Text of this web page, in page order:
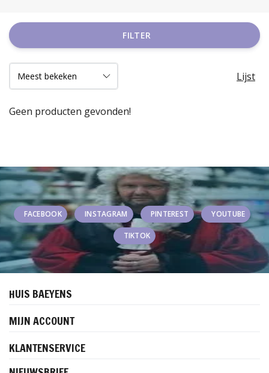
FILTER
Lijst
Geen producten gevonden!
FACEBOOK INSTAGRAM PINTEREST YOUTUBE
TIKTOK
HUIS BAEYENS
MIJN ACCOUNT
KLANTENSERVICE